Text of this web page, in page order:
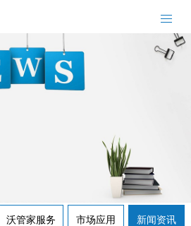
沃管家服务 市场应用 新闻资讯